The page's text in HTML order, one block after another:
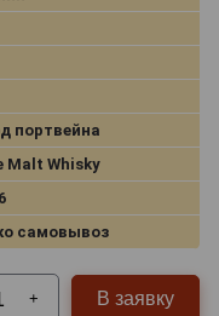
портвейна
Malt Whisky
самовывоз
+ В заявку